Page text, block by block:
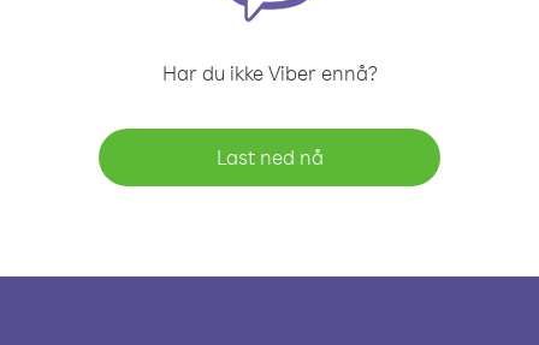
Har du ikke Viber ennå?
Last ned nå